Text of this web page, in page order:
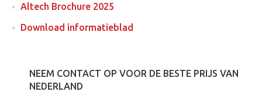
Altech Brochure 2025
Download informatieblad
NEEM CONTACT OP VOOR DE BESTE PRIJS VAN
NEDERLAND